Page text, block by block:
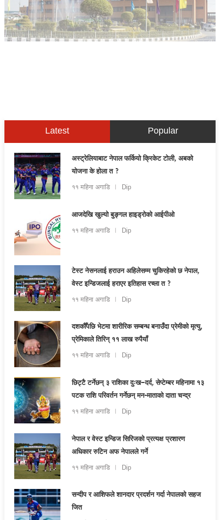
Latest Popular
अस्ट्रेलियाबाट नेपाल फर्कियो क्रिकेट टोली, अबको
योजना के होला त ?
११ महिना अगाडि Dip
आजदेखि खुल्यो बुङ्गल हाइड्रोको आईपीओ
११ महिना अगाडि Dip
टेस्ट नेसनलाई हराउन अहिलेसम्म चुकिरहेको छ नेपाल,
वेस्ट इन्डिजलाई हराएर इतिहास रच्ला त ?
११ महिना अगाडि Dip
दशकौँपछि भेटमा शारीरिक सम्बन्ध बनाउँदा प्रेमीको मृत्यु,
प्रेमिकाले तिरिन् ११ लाख रुपैयाँ
११ महिना अगाडि Dip
छिट्टै टर्नेछन् ३ राशिका दुःख–दर्द, सेप्टेम्बर महिनामा १३
पटक राशि परिवर्तन गर्नेछन् मन-माताको दाता चन्द्र
११ महिना अगाडि Dip
नेपाल र वेस्ट इन्डिज सिरिजको प्रत्यक्ष प्रशारण
अधिकार रुटिन अफ नेपालले गर्ने
११ महिना अगाडि Dip
सन्दीप र आशिफले शानदार प्रदर्शन गर्दा नेपालको सहज
जित